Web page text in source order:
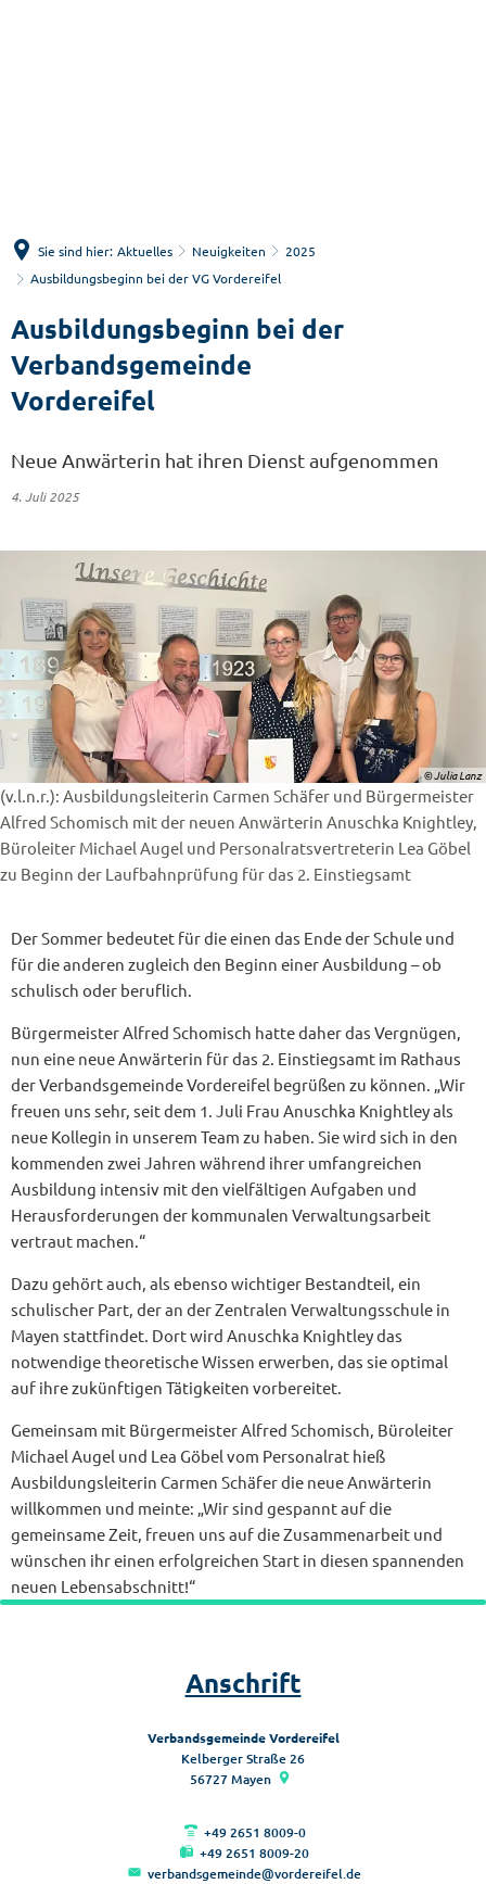
Sie sind hier: Aktuelles Neuigkeiten
2025
Ausbildungsbeginn bei der VG Vordereifel
Ausbildungsbeginn bei der
Verbandsgemeinde
Vordereifel
Neue Anwärterin hat ihren Dienst aufgenommen
4. Juli 2025
© Julia Lanz
(v.l.n.r.): Ausbildungsleiterin Carmen Schäfer und Bürgermeister
Alfred Schomisch mit der neuen Anwärterin Anuschka Knightley,
Büroleiter Michael Augel und Personalratsvertreterin Lea Göbel
zu Beginn der Laufbahnprüfung für das 2. Einstiegsamt
Der Sommer bedeutet für die einen das Ende der Schule und
für die anderen zugleich den Beginn einer Ausbildung – ob
schulisch oder beruflich.
Bürgermeister Alfred Schomisch hatte daher das Vergnügen,
nun eine neue Anwärterin für das 2. Einstiegsamt im Rathaus
der Verbandsgemeinde Vordereifel begrüßen zu können. „Wir
freuen uns sehr, seit dem 1. Juli Frau Anuschka Knightley als
neue Kollegin in unserem Team zu haben. Sie wird sich in den
kommenden zwei Jahren während ihrer umfangreichen
Ausbildung intensiv mit den vielfältigen Aufgaben und
Herausforderungen der kommunalen Verwaltungsarbeit
vertraut machen.“
Dazu gehört auch, als ebenso wichtiger Bestandteil, ein
schulischer Part, der an der Zentralen Verwaltungsschule in
Mayen stattfindet. Dort wird Anuschka Knightley das
notwendige theoretische Wissen erwerben, das sie optimal
auf ihre zukünftigen Tätigkeiten vorbereitet.
Gemeinsam mit Bürgermeister Alfred Schomisch, Büroleiter
Michael Augel und Lea Göbel vom Personalrat hieß
Ausbildungsleiterin Carmen Schäfer die neue Anwärterin
willkommen und meinte: „Wir sind gespannt auf die
gemeinsame Zeit, freuen uns auf die Zusammenarbeit und
wünschen ihr einen erfolgreichen Start in diesen spannenden
neuen Lebensabschnitt!“
Anschrift
Verbandsgemeinde Vordereifel
Kelberger Straße 26
56727 Mayen
+49 2651 8009-0
+49 2651 8009-20
verbandsgemeinde@vordereifel.de